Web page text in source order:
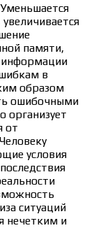
Уменьшается
памяти,
информации
в
образом
ошибочными
организует
от
условия
ситуаций
нечетким и